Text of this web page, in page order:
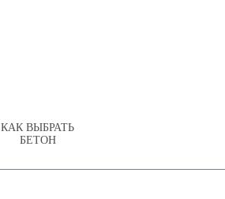
КАК ВЫБРАТЬ
БЕТОН